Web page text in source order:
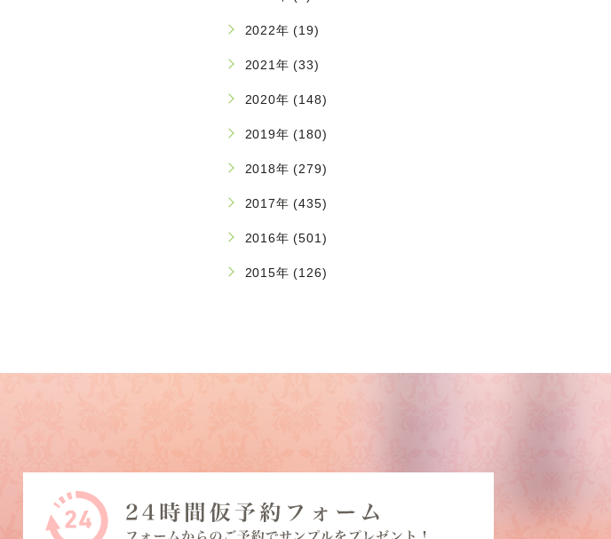
2022年 (19)
2021年 (33)
2020年 (148)
2019年 (180)
2018年 (279)
2017年 (435)
2016年 (501)
2015年 (126)